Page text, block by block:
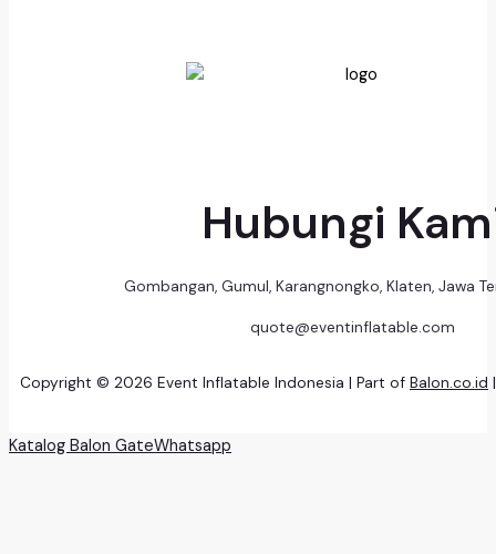
Hubungi
Gombangan, Gumul, Karangnongko, Klaten, Jawa
quote@eventinflatable.com
Copyright © 2026 Event Inflatable Indonesia | Part of Balon.co.id
Katalog Balon GateWhatsapp